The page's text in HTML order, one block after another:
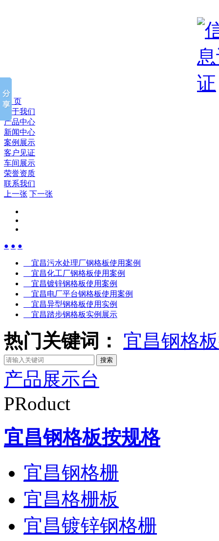
首 页
关于我们
产品中心
新闻中心
案例展示
客户见证
车间展示
荣誉资质
联系我们
上一张 下一张
● ● ●
宜昌污水处理厂钢格板使用案例
宜昌化工厂钢格板使用案例
宜昌镀锌钢格板使用案例
宜昌电厂平台钢格板使用案例
宜昌异型钢格板使用实例
宜昌踏步钢格板实例展示
热门关键词：
宜昌钢格
产品展示台
PRoduct
宜昌钢格板按规格
宜昌钢格栅
宜昌格栅板
宜昌镀锌钢格栅